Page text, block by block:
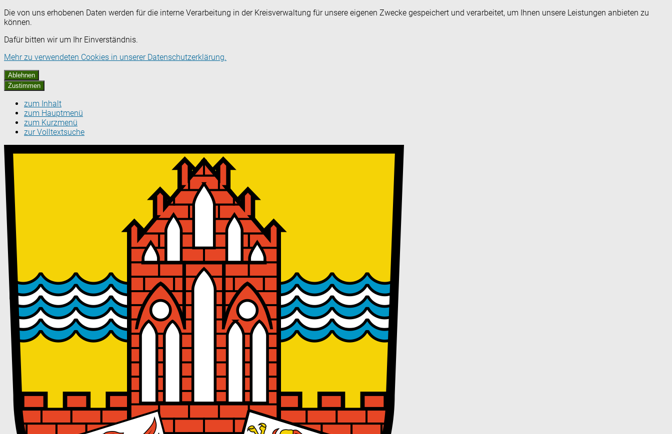
Die von uns erhobenen Daten werden für die interne Verarbeitung in der Kreisverwaltung für unsere eigenen Zwecke gespeichert und verarbeitet, um Ihnen unsere Leistungen anbieten zu
können.
Dafür bitten wir um Ihr Einverständnis.
Mehr zu verwendeten Cookies in unserer Datenschutzerklärung.
Ablehnen
Zustimmen
zum Inhalt
zum Hauptmenü
zum Kurzmenü
zur Volltextsuche